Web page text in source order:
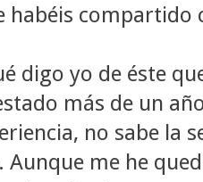
habéis
digo yo de éste
más de un
no sabe la
Aunque me he